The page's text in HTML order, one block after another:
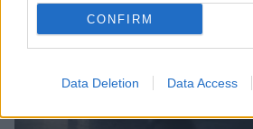
CONFIRM
Data Deletion Data Access